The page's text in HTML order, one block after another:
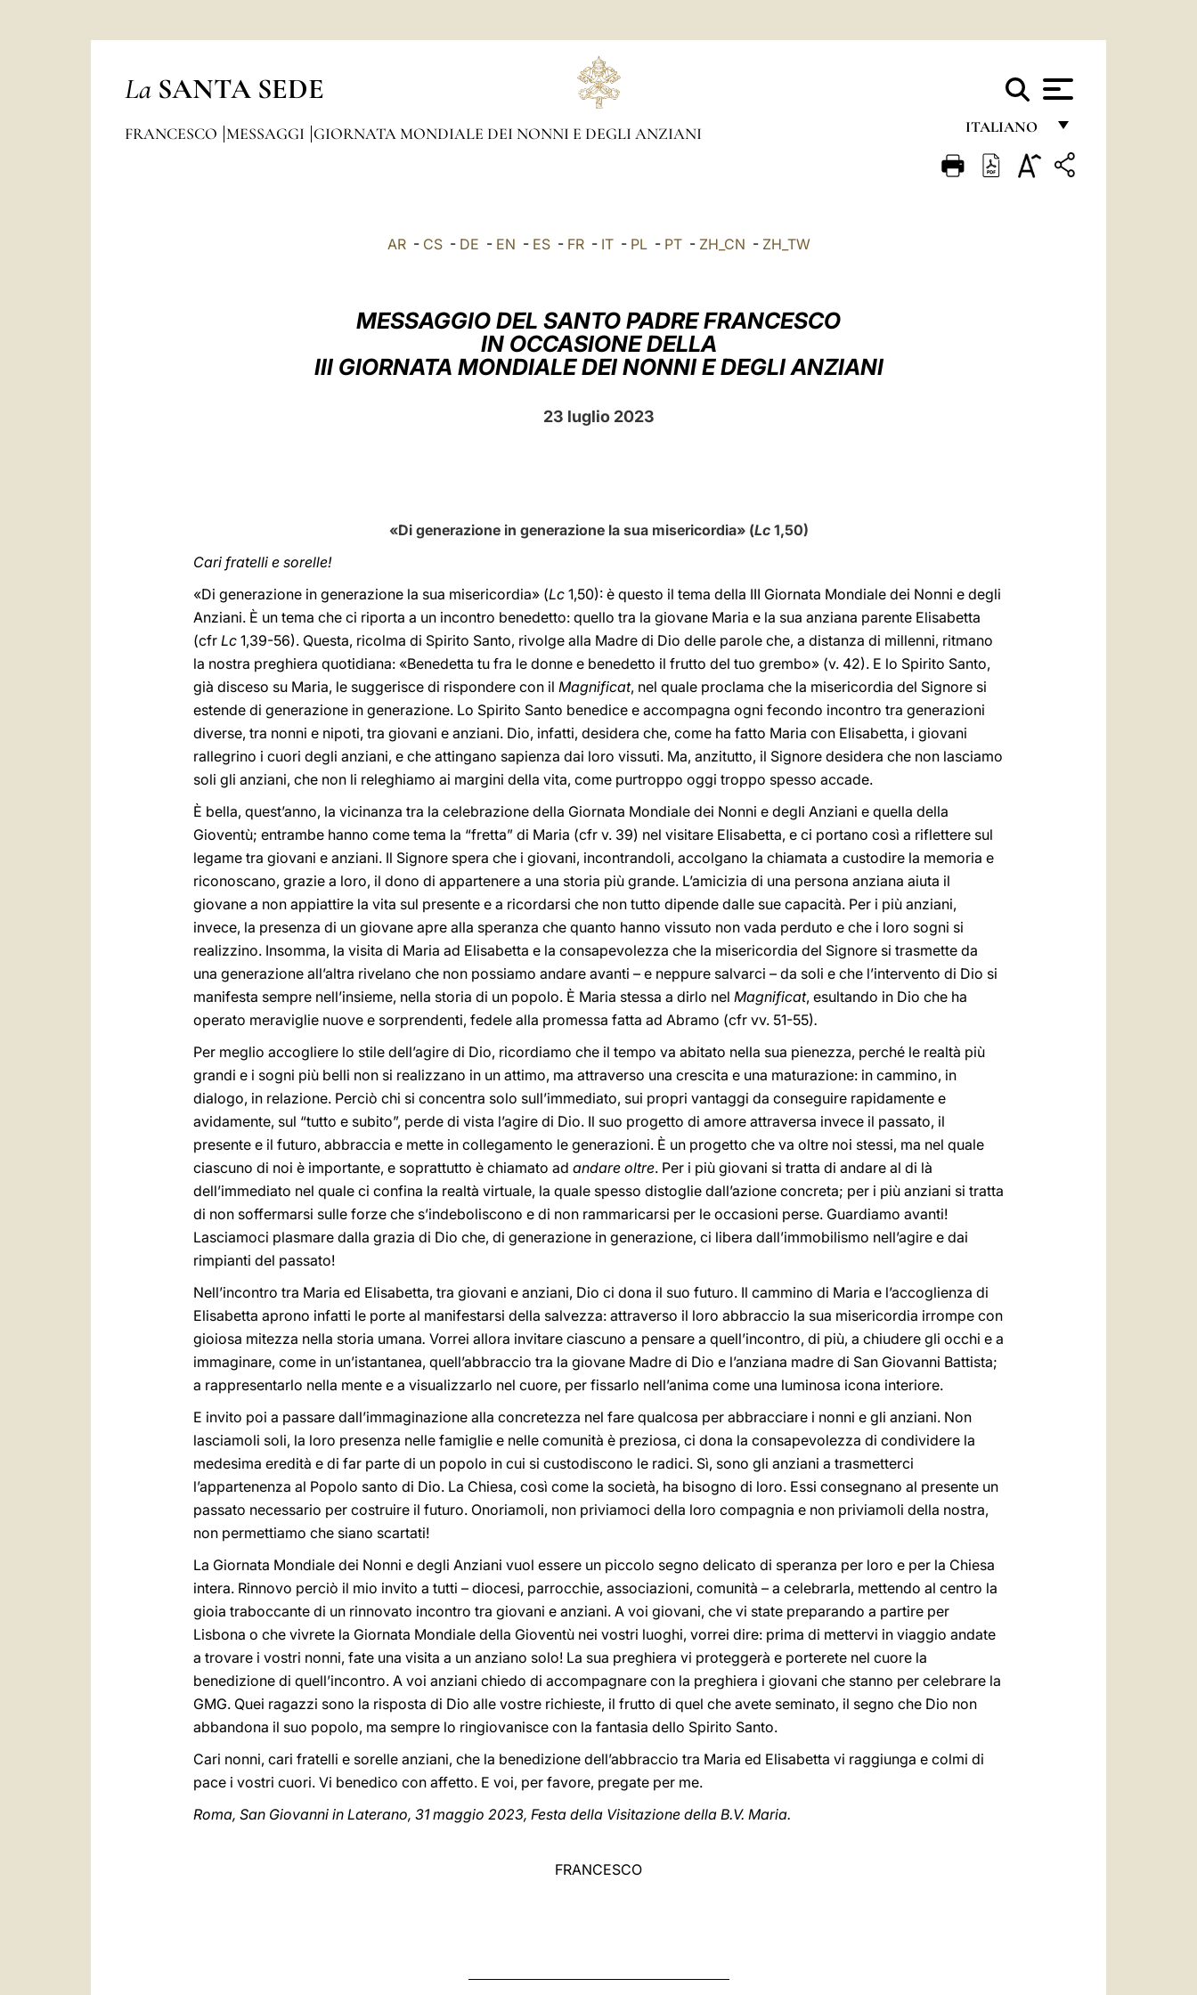
La SANTA SEDE
ITALIANO
FRANÇAIS
FRANCESCO MESSAGGI GIORNATA MONDIALE DEI NONNI E DEGLI ANZIANI
AR- CS- DE - EN - ES- FR- IT- PL- PT- ZH_CN - ZH_TW
MESSAGGIO DEL SANTO PADRE FRANCESCO
IN OCCASIONE DELLA
III GIORNATA MONDIALE DEI NONNI E DEGLI ANZIANI
23 luglio 2023
«Di generazione in generazione la sua misericordia» (Lc1,50)
Cari fratelli e sorelle!
«Di generazione in generazione la sua misericordia» (Lc 1,50): è questo il tema della III Giornata Mondiale dei Nonni e degli
Anziani. È un tema che ci riporta a un incontro benedetto: quello tra la giovane Maria e la sua anziana parente Elisabetta
(cfr Lc 1,39-56). Questa, ricolma di Spirito Santo, rivolge alla Madre di Dio delle parole che, a distanza di millenni, ritmano
la nostra preghiera quotidiana: «Benedetta tu fra le donne e benedetto il frutto del tuo grembo» (v. 42). E lo Spirito Santo,
già disceso su Maria, le suggerisce di rispondere con il Magnificat, nel quale proclama che la misericordia del Signore si
estende di generazione in generazione. Lo Spirito Santo benedice e accompagna ogni fecondo incontro tra generazioni
diverse, tra nonni e nipoti, tra giovani e anziani. Dio, infatti, desidera che, come ha fatto Maria con Elisabetta, i giovani
rallegrino i cuori degli anziani, e che attingano sapienza dai loro vissuti. Ma, anzitutto, il Signore desidera che non lasciamo
soli gli anziani, che non li releghiamo ai margini della vita, come purtroppo oggi troppo spesso accade.
È bella, quest’anno, la vicinanza tra la celebrazione della Giornata Mondiale dei Nonni e degli Anziani e quella della
Gioventù; entrambe hanno come tema la “fretta” di Maria (cfr v. 39) nel visitare Elisabetta, e ci portano così a riflettere sul
legame tra giovani e anziani. Il Signore spera che i giovani, incontrandoli, accolgano la chiamata a custodire la memoria e
riconoscano, grazie a loro, il dono di appartenere a una storia più grande. L’amicizia di una persona anziana aiuta il
giovane a non appiattire la vita sul presente e a ricordarsi che non tutto dipende dalle sue capacità. Per i più anziani,
invece, la presenza di un giovane apre alla speranza che quanto hanno vissuto non vada perduto e che i loro sogni si
realizzino. Insomma, la visita di Maria ad Elisabetta e la consapevolezza che la misericordia del Signore si trasmette da
una generazione all’altra rivelano che non possiamo andare avanti – e neppure salvarci – da soli e che l’intervento di Dio si
manifesta sempre nell’insieme, nella storia di un popolo. È Maria stessa a dirlo nel Magnificat, esultando in Dio che ha
operato meraviglie nuove e sorprendenti, fedele alla promessa fatta ad Abramo (cfr vv. 51-55).
Per meglio accogliere lo stile dell’agire di Dio, ricordiamo che il tempo va abitato nella sua pienezza, perché le realtà più
grandi e i sogni più belli non si realizzano in un attimo, ma attraverso una crescita e una maturazione: in cammino, in
dialogo, in relazione. Perciò chi si concentra solo sull’immediato, sui propri vantaggi da conseguire rapidamente e
avidamente, sul “tutto e subito”, perde di vista l’agire di Dio. Il suo progetto di amore attraversa invece il passato, il
presente e il futuro, abbraccia e mette in collegamento le generazioni. È un progetto che va oltre noi stessi, ma nel quale
ciascuno di noi è importante, e soprattutto è chiamato ad andare oltre. Per i più giovani si tratta di andare al di là
dell’immediato nel quale ci confina la realtà virtuale, la quale spesso distoglie dall’azione concreta; per i più anziani si tratta
di non soffermarsi sulle forze che s’indeboliscono e di non rammaricarsi per le occasioni perse. Guardiamo avanti!
Lasciamoci plasmare dalla grazia di Dio che, di generazione in generazione, ci libera dall’immobilismo nell’agire e dai
rimpianti del passato!
Nell’incontro tra Maria ed Elisabetta, tra giovani e anziani, Dio ci dona il suo futuro. Il cammino di Maria e l’accoglienza di
Elisabetta aprono infatti le porte al manifestarsi della salvezza: attraverso il loro abbraccio la sua misericordia irrompe con
gioiosa mitezza nella storia umana. Vorrei allora invitare ciascuno a pensare a quell’incontro, di più, a chiudere gli occhi e a
immaginare, come in un’istantanea, quell’abbraccio tra la giovane Madre di Dio e l’anziana madre di San Giovanni Battista;
a rappresentarlo nella mente e a visualizzarlo nel cuore, per fissarlo nell’anima come una luminosa icona interiore.
E invito poi a passare dall’immaginazione alla concretezza nel fare qualcosa per abbracciare i nonni e gli anziani. Non
lasciamoli soli, la loro presenza nelle famiglie e nelle comunità è preziosa, ci dona la consapevolezza di condividere la
medesima eredità e di far parte di un popolo in cui si custodiscono le radici. Sì, sono gli anziani a trasmetterci
l’appartenenza al Popolo santo di Dio. La Chiesa, così come la società, ha bisogno di loro. Essi consegnano al presente un
passato necessario per costruire il futuro. Onoriamoli, non priviamoci della loro compagnia e non priviamoli della nostra,
non permettiamo che siano scartati!
La Giornata Mondiale dei Nonni e degli Anziani vuol essere un piccolo segno delicato di speranza per loro e per la Chiesa
intera. Rinnovo perciò il mio invito a tutti – diocesi, parrocchie, associazioni, comunità – a celebrarla, mettendo al centro la
gioia traboccante di un rinnovato incontro tra giovani e anziani. A voi giovani, che vi state preparando a partire per
Lisbona o che vivrete la Giornata Mondiale della Gioventù nei vostri luoghi, vorrei dire: prima di mettervi in viaggio andate
a trovare i vostri nonni, fate una visita a un anziano solo! La sua preghiera vi proteggerà e porterete nel cuore la
benedizione di quell’incontro. A voi anziani chiedo di accompagnare con la preghiera i giovani che stanno per celebrare la
GMG. Quei ragazzi sono la risposta di Dio alle vostre richieste, il frutto di quel che avete seminato, il segno che Dio non
abbandona il suo popolo, ma sempre lo ringiovanisce con la fantasia dello Spirito Santo.
Cari nonni, cari fratelli e sorelle anziani, che la benedizione dell’abbraccio tra Maria ed Elisabetta vi raggiunga e colmi di
pace i vostri cuori. Vi benedico con affetto. E voi, per favore, pregate per me.
Roma, San Giovanni in Laterano, 31 maggio 2023, Festa della Visitazione della B.V. Maria.
FRANCESCO